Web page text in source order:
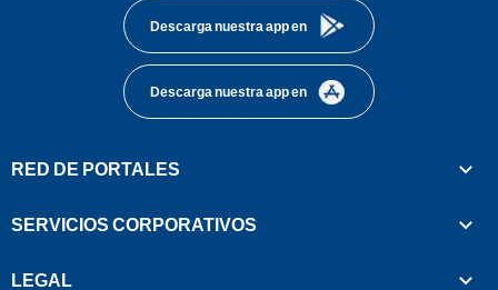
Descarga nuestra app en
Descarga nuestra app en
RED DE PORTALES
SERVICIOS CORPORATIVOS
LEGAL